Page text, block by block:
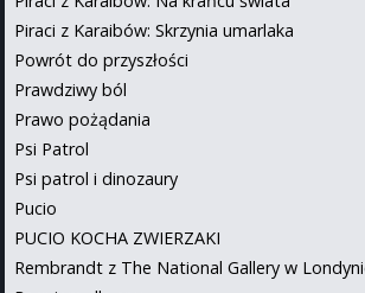
Piraci z Karaibów: Skrzynia umarlaka
Powrót do przyszłości
Prawdziwy ból
Prawo pożądania
Psi Patrol
Psi patrol i dinozaury
Pucio
PUCIO KOCHA ZWIERZAKI
Rembrandt z The National Gallery w